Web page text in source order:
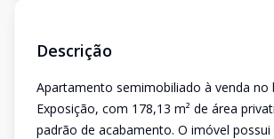
Descrição
Apartamento semimobiliado à venda no
Exposição, com 178,13 m² de área
padrão de acabamento. O imóvel